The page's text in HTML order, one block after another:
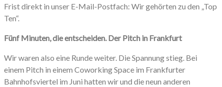
Frist direkt in unser E-Mail-Postfach: Wir gehörten zu den „Top
Ten“.
Fünf Minuten, die entscheiden. Der Pitch in Frankfurt
Wir waren also eine Runde weiter. Die Spannung stieg. Bei
einem Pitch in einem Coworking Space im Frankfurter
Bahnhofsviertel im Juni hatten wir und die neun anderen